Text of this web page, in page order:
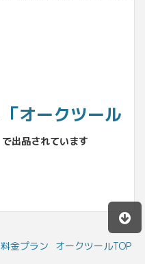
「オークツール
で出品されています
料金プラン オークツールTOP